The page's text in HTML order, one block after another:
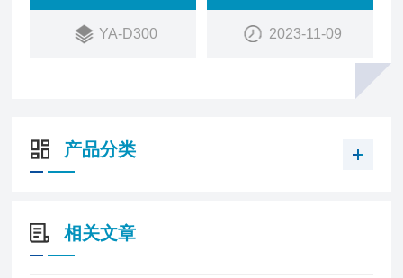
体探测器。可与我公司的YA-K系列气体报警控制器
共同组成工业用气体报警系统。
YA-D300 2023-11-09
产品分类
相关文章